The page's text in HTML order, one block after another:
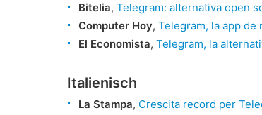
Bitelia, Telegram: alternativa open
Computer Hoy, Telegram, la app de
El Economista, Telegram, la
Italienisch
La Stampa, Crescita record per